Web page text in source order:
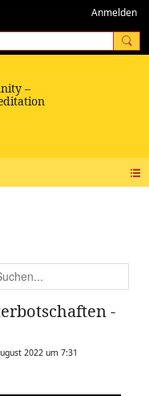
Anmelden
-
2022 um 7:31